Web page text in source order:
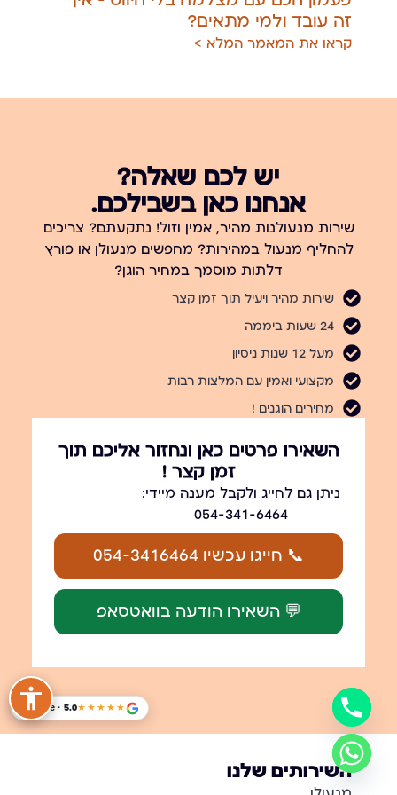
זה עובד ולמי מתאים?
קראו את המאמר המלא >
יש לכם שאלה?
אנחנו כאן בשבילכם.
שירות מנעולנות מהיר, אמין וזול! נתקעתם? צריכים
להחליף מנעול במהירות? מחפשים מנעולן או פורץ
דלתות מוסמך במחיר הוגן?
שירות מהיר ויעיל תוך זמן קצר
24 שעות ביממה
מעל 12 שנות ניסיון
מקצועי ואמין עם המלצות רבות
מחירים הוגנים !
השאירו פרטים כאן ונחזור אליכם תוך
זמן קצר !
ניתן גם לחייג ולקבל מענה מיידי:
054-341-6464
📞 חייגו עכשיו 054-3416464
💬 השאירו הודעה בוואטסאפ
השירותים שלנו
★★★★★
Google · 5.0